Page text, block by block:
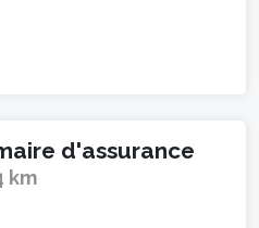
d'assurance
km